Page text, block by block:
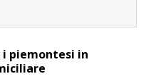
piemontesi in